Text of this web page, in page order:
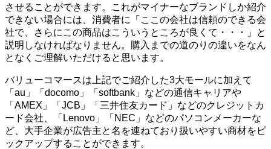
させることができます。これがマイナーなブランドしか紹介
できない場合には、消費者に「ここの会社は信頼のできる会
社で、さらにこの商品はこういうところが良くて・・・」と
説明しなければなりません。購入までの道のりの違いをなん
となくご理解いただけると思います。
バリューコマースは上記でご紹介した3大モールに加えて
「au」「docomo」「softbank」などの通信キャリアや
「AMEX」「JCB」「三井住友カード」などのクレジットカ
ード会社、「Lenovo」「NEC」などのパソコンメーカーな
ど、大手企業が広告主と名を連ねており扱いやすい商材をピ
ックアップすることができます。